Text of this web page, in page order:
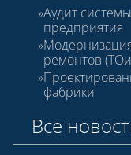
Аудит
предприятия
ремонтов
фабрики
Все